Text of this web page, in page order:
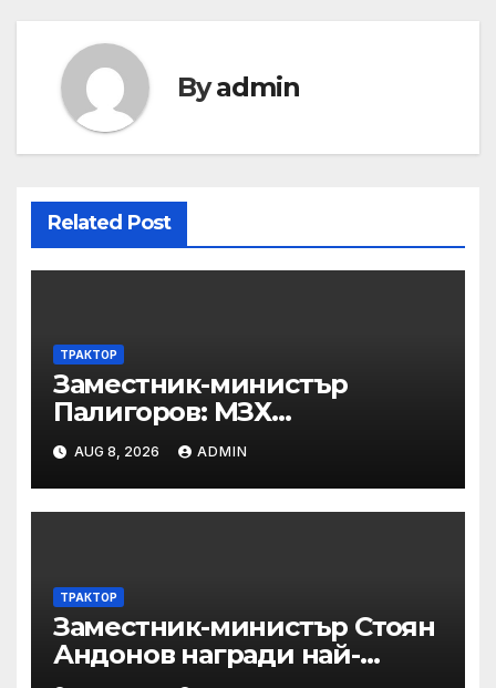
Byadmin
Related Post
ТРАКТОР
Заместник-министър
Палигоров: МЗХ
предприема комплекс от
мерки за възстановяване на
горите от съхненето и на
полезащитните пояси в
AUG 8, 2026 ADMIN
ТРАКТОР
Заместник-министър Стоян
Андонов награди най-
заслужилите спортисти на